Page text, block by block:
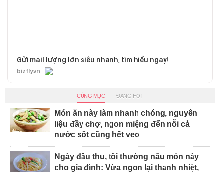
Gửi mail lượng lớn siêu nhanh, tìm hiểu ngay!
bizfly.vn
CÙNG MỤC ĐANG HOT
Món ăn này làm nhanh chóng, nguyên
liệu đầy chợ, ngon miệng đến nỗi cả
nước sốt cũng hết veo
Ngày đầu thu, tôi thường nấu món này
cho gia đình: Vừa ngon lại thanh nhiệt,